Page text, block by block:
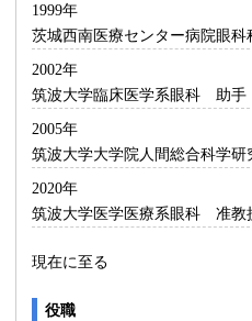
1999年
茨城西南医療センター病院眼科
2002年
筑波大学臨床医学系眼科 助手
2005年
筑波大学大学院人間総合科学
2020年
筑波大学医学医療系眼科 准教
現在に至る
役職